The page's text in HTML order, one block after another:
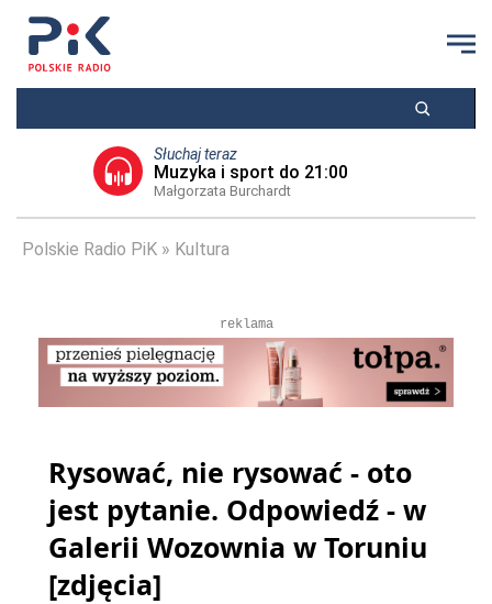
Słuchaj teraz
Muzyka i sport do 21:00
Małgorzata Burchardt
Polskie Radio PiK Kultura
reklama
Rysować, nie rysować - oto
jest pytanie. Odpowiedź - w
Galerii Wozownia w Toruniu
[zdjęcia]